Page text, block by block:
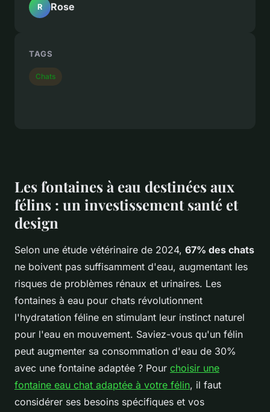
Les fontaines à eau destinées aux
félins : un investissement santé et
design
Selon une étude vétérinaire de 2024, 67% des chats
ne boivent pas suffisamment d'eau, augmentant les
risques de problèmes rénaux et urinaires. Les
fontaines à eau pour chats révolutionnent
l'hydratation féline en stimulant leur instinct naturel
pour l'eau en mouvement. Saviez-vous qu'un félin
peut augmenter sa consommation d'eau de 30%
avec une fontaine adaptée ? Pour choisir une
fontaine eau chat adaptée à votre félin, il faut
considérer ses besoins spécifiques et vos
R Rose
TAGS
Chats